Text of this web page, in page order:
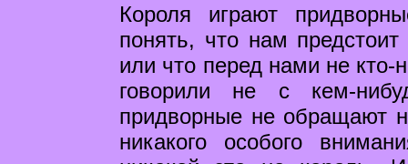
Короля играют
понять, что нам
или что перед нами не
говорили не с кем-
придворные не обращают
никакого особого